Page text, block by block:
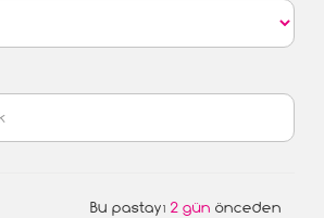
Bu pastayı 2 gün önceden